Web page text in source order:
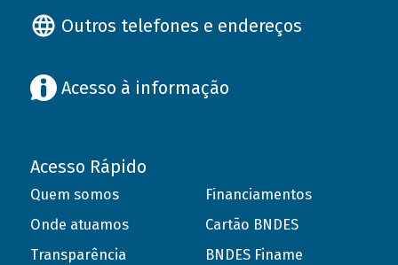
Outros telefones e endereços
Acesso à informação
Acesso Rápido
Quem somos
Onde atuamos
Transparência
Financiamentos
Cartão BNDES
BNDES Finame